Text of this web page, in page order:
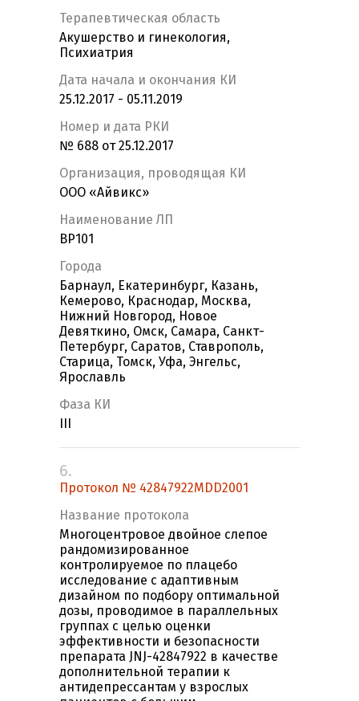
Терапевтическая область
Акушерство и гинекология,
Психиатрия
Дата начала и окончания КИ
25.12.2017 - 05.11.2019
Номер и дата РКИ
№ 688 от 25.12.2017
Организация, проводящая КИ
ООО «Айвикс»
Наименование ЛП
BP101
Города
Барнаул, Екатеринбург, Казань,
Кемерово, Краснодар, Москва,
Нижний Новгород, Новое
Девяткино, Омск, Самара, Санкт-
Петербург, Саратов, Ставрополь,
Старица, Томск, Уфа, Энгельс,
Ярославль
Фаза КИ
6.
Протокол № 42847922MDD2001
Название протокола
Многоцентровое двойное слепое
рандомизированное
контролируемое по плацебо
исследование с адаптивным
дизайном по подбору оптимальной
дозы, проводимое в параллельных
группах с целью оценки
эффективности и безопасности
препарата JNJ-42847922 в качестве
дополнительной терапии к
антидепрессантам у взрослых